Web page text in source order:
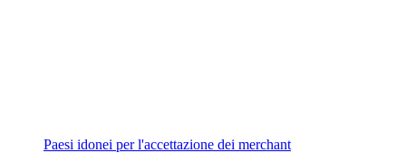
Paesi idonei per l'accettazione dei merchant